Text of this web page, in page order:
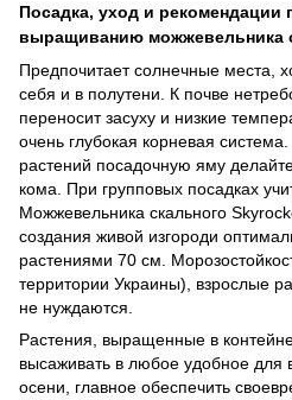
Посадка, уход и рекомендации
выращиванию можжевельника
Предпочитает солнечные места,
себя и в полутени. К почве
переносит засуху и низкие
очень глубокая корневая
растений посадочную яму
кома. При групповых посадках
Можжевельника скального
создания живой изгороди
растениями 70 см.
территории Украины), взрослые
не нуждаются. ​​​​​
Растения, выращенные в
высаживать в любое удобное для
осени, главное обеспечить